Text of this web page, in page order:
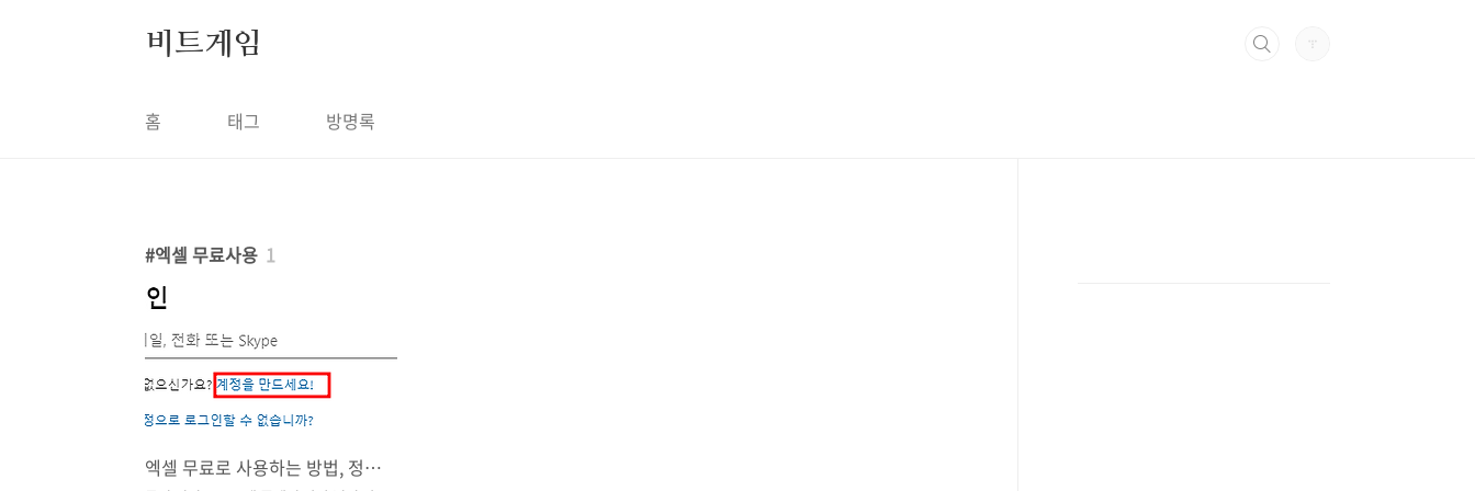
비트게임
홈 태그 방명록
엑셀 무료사용 1
엑셀 무료로 사용하는 방법, 정품 MS 오피스 사용